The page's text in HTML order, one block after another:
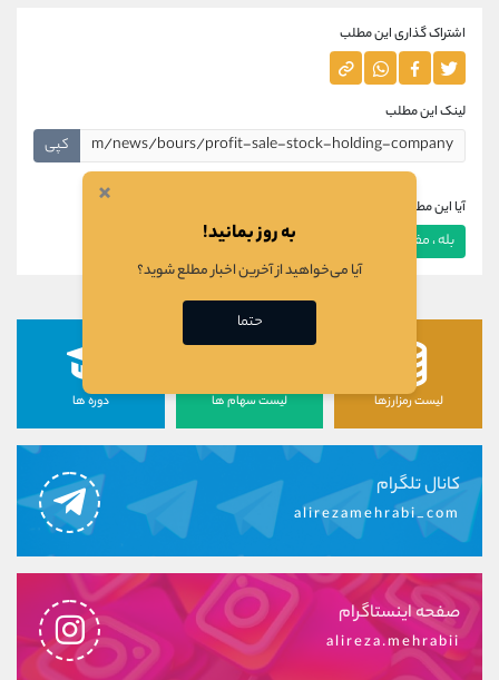
اشتراک گذاری این مطلب
لینک این مطلب
کپی
آیا این مطلب برای شما مفید بود؟
بله ، مفید بود خیر ، مفید نبود
لیست رمزارزها لیست سهام ها دوره ها
کانال تلگرام
alirezamehrabi_com
صفحه اینستاگرام
alireza.mehrabii
×
به روز بمانید!
آیا می‌خواهید از آخرین اخبار مطلع شوید؟
حتما